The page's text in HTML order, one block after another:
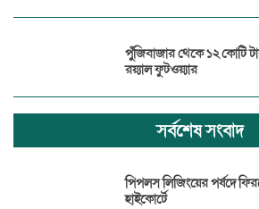
পুঁজিবাজার থেকে ১২ কোটি
রয়্যাল ফুটওয়্যার
সর্বশেষ সংবাদ
পিপলস লিজিংয়ের পর্ষদে
হাইকোর্টে